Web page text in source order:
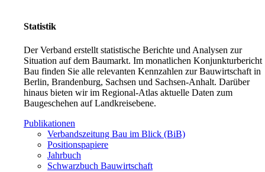
Statistik
Der Verband erstellt statistische Berichte und Analysen zur
Situation auf dem Baumarkt. Im monatlichen Konjunkturbericht
Bau finden Sie alle relevanten Kennzahlen zur Bauwirtschaft in
Berlin, Brandenburg, Sachsen und Sachsen-Anhalt. Darüber
hinaus bieten wir im Regional-Atlas aktuelle Daten zum
Baugeschehen auf Landkreisebene.
Publikationen
Verbandszeitung Bau im Blick (BiB)
Positionspapiere
Jahrbuch
Schwarzbuch Bauwirtschaft